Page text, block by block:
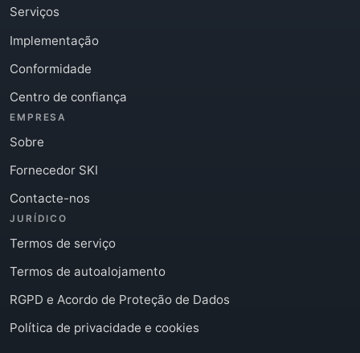
Serviços
Implementação
Conformidade
Centro de confiança
EMPRESA
Sobre
Fornecedor SKI
Contacte-nos
JURÍDICO
Termos de serviço
Termos de autoalojamento
RGPD e Acordo de Proteção de Dados
Política de privacidade e cookies